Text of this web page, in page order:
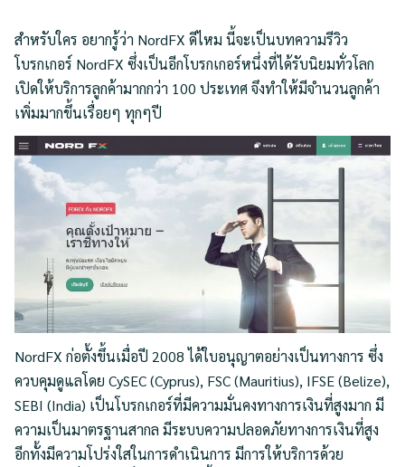
สำหรับใคร อยากรู้ว่า NordFX ดีไหม นี้จะเป็นบทความรีวิว
โบรกเกอร์ NordFX ซึ่งเป็นอีกโบรกเกอร์หนึ่งที่ได้รับนิยมทั่วโลก
เปิดให้บริการลูกค้ามากกว่า 100 ประเทศ จึงทำให้มีจำนวนลูกค้า
เพิ่มมากขึ้นเรื่อยๆ ทุกๆปี
NordFX ก่อตั้งขึ้นเมื่อปี 2008 ได้ใบอนุญาตอย่างเป็นทางการ ซึ่ง
ควบคุมดูแลโดย CySEC (Cyprus), FSC (Mauritius), IFSE (Belize),
SEBI (India) เป็นโบรกเกอร์ที่มีความมั่นคงทางการเงินที่สูงมาก มี
ความเป็นมาตรฐานสากล มีระบบความปลอดภัยทางการเงินที่สูง
อีกทั้งมีความโปร่งใสในการดำเนินการ มีการให้บริการด้วย